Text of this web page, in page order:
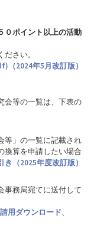
０ポイント以上の活動
さい。
（2024年5月改訂版）
会等の一覧は、下表の
等」の一覧に記載され
換算を申請したい場合
（2025年度改訂版）
事務局宛てに送付して
用ダウンロード、